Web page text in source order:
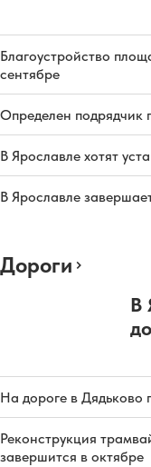
Благоустройство
сентябре
Определен подрядчик
В Ярославле хотят
В Ярославле
Дороги
В
На дороге в Дядьково
Реконструкция
завершится в октябре